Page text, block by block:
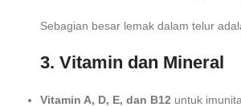
Sebagian besar lemak dalam telur
3. Vitamin dan Mineral
Vitamin A, D, E, dan B12 untuk